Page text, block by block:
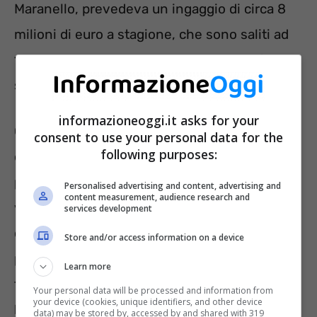
Maranello, prevedeva un ingaggio di circa 8
milioni di euro a stagione, che sono saliti ad
10 e qualcosa dopo il rinnovo biennale fatto lo
scorso anno ad Imola.
Carlitos andrà in scadenza a fine 2024, così
come
Charles Leclerc , che lo scorso anno ha
percepito più di 20 milioni grazie ai bonus
vittorie ed al secondo posto ottenuto in
classifica mondiale. Per lo spagnolo, il
passaggio in
termini di ricchezza personale, visto che in
McLarenguadagnava molto meno, per non
informazioneoggi.it asks for your
consent to use your personal data for the
following purposes:
Personalised advertising and content, advertising and
content measurement, audience research and
services development
Store and/or access information on a device
Learn more
Your personal data will be processed and information from
your device (cookies, unique identifiers, and other device
data) may be stored by, accessed by and shared with 319